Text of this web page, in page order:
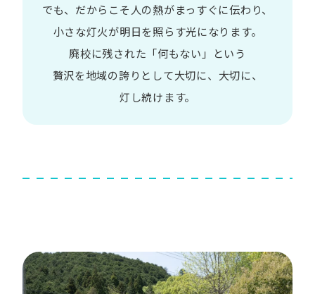
でも、​だから​こそ 人の​熱が​まっすぐに​伝わり、
小さな​灯火が​明日を​照らす光に​なります。
廃校に​残された​「何も​ない」と​いう​
贅沢を地域の​誇りと​して大切に、​大切に、​
灯し続けます。​